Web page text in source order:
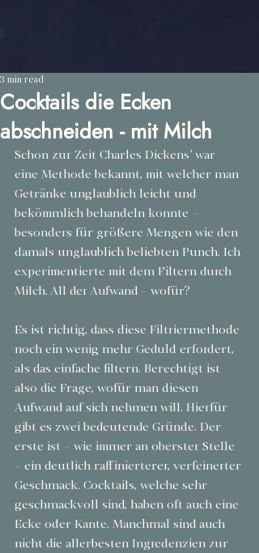
Cocktails die Ecken
abschneiden - mit Milch
3 min read
Schon zur Zeit Charles Dickens’ war
eine Methode bekannt, mit welcher man
Getränke unglaublich leicht und
bekömmlich behandeln konnte –
besonders für größere Mengen wie den
damals unglaublich beliebten Punch. Ich
experimentierte mit dem Filtern durch
Milch. All der Aufwand – wofür?
Es ist richtig, dass diese Filtriermethode
noch ein wenig mehr Geduld erfordert,
als das einfache filtern. Berechtigt ist
also die Frage, wofür man diesen
Aufwand auf sich nehmen will. Hierfür
gibt es zwei bedeutende Gründe. Der
erste ist – wie immer an oberster Stelle
– ein deutlich raffinierterer, verfeinerter
Geschmack. Cocktails, welche sehr
geschmackvoll sind, haben oft auch eine
Ecke oder Kante. Manchmal sind auch
nicht die allerbesten Ingredenzien zur